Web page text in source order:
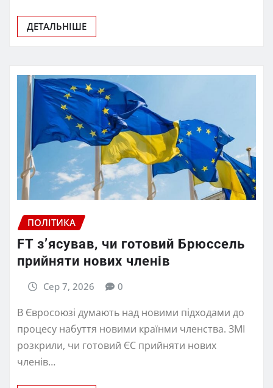
ДЕТАЛЬНІШЕ
ПОЛІТИКА
FT зʼясував, чи готовий Брюссель
прийняти нових членів
Сер 7, 2026 0
В Євросоюзі думають над новими підходами до
процесу набуття новими країнми членства. ЗМІ
розкрили, чи готовий ЄС прийняти нових
членів…